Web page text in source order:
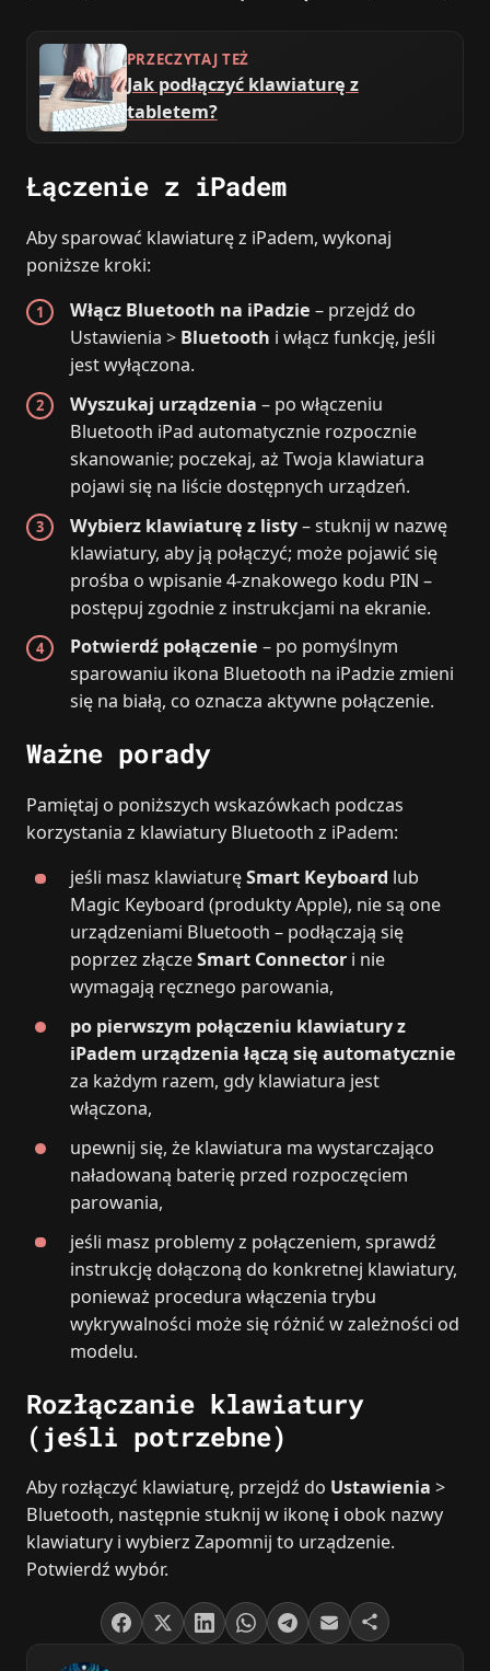
PRZECZYTAJ TEŻ
Jak podłączyć klawiaturę z
tabletem?
Łączenie z iPadem
Aby sparować klawiaturę z iPadem, wykonaj
poniższe kroki:
Włącz Bluetooth na iPadzie – przejdź do
Ustawienia > Bluetooth i włącz funkcję, jeśli
jest wyłączona.
Wyszukaj urządzenia – po włączeniu
Bluetooth iPad automatycznie rozpocznie
skanowanie; poczekaj, aż Twoja klawiatura
pojawi się na liście dostępnych urządzeń.
Wybierz klawiaturę z listy– stuknij w nazwę
klawiatury, aby ją połączyć; może pojawić się
prośba o wpisanie 4‑znakowego kodu PIN –
postępuj zgodnie z instrukcjami na ekranie.
Potwierdź połączenie – po pomyślnym
sparowaniu ikona Bluetooth na iPadzie zmieni
się na białą, co oznacza aktywne połączenie.
Ważne porady
Pamiętaj o poniższych wskazówkach podczas
korzystania z klawiatury Bluetooth z iPadem:
jeśli masz klawiaturęSmart Keyboard lub
Magic Keyboard (produkty Apple), nie są one
urządzeniami Bluetooth – podłączają się
poprzez złączeSmart Connector i nie
wymagają ręcznego parowania,
po pierwszym połączeniu klawiatury z
iPadem urządzenia łączą się automatycznie
za każdym razem, gdy klawiatura jest
włączona,
upewnij się, że klawiatura ma wystarczająco
naładowaną baterię przed rozpoczęciem
parowania,
jeśli masz problemy z połączeniem, sprawdź
instrukcję dołączoną do konkretnej klawiatury,
ponieważ procedura włączenia trybu
wykrywalności może się różnić w zależności od
modelu.
Rozłączanie klawiatury
(jeśli potrzebne)
Aby rozłączyć klawiaturę, przejdź do Ustawienia >
Bluetooth, następnie stuknij w ikonę i obok nazwy
klawiatury i wybierz Zapomnij to urządzenie.
Potwierdź wybór.